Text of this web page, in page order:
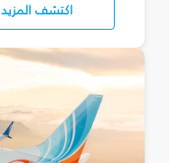
اكتشف المزيد